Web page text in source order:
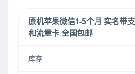
原机苹果微信1-5个月 实名带
和流量卡 全国包邮